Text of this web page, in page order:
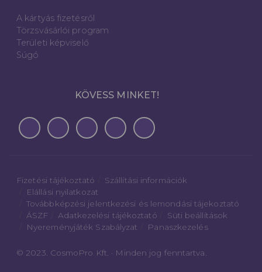
A kártyás fizetésről
Törzsvásárlói program
Területi képviselő
Súgó
KÖVESS MINKET!
Fizetési tájékoztató
Szállítási információk
Elállási nyilatkozat
Továbbképzési jelentkezési és lemondási tájekoztató
ÁSZF
Adatkezelési tájékoztató
Süti beállítások
Nyereményjáték Szabályzat
Panaszkezelés
© 2023. CosmoPro Kft. · Minden jog fenntartva.